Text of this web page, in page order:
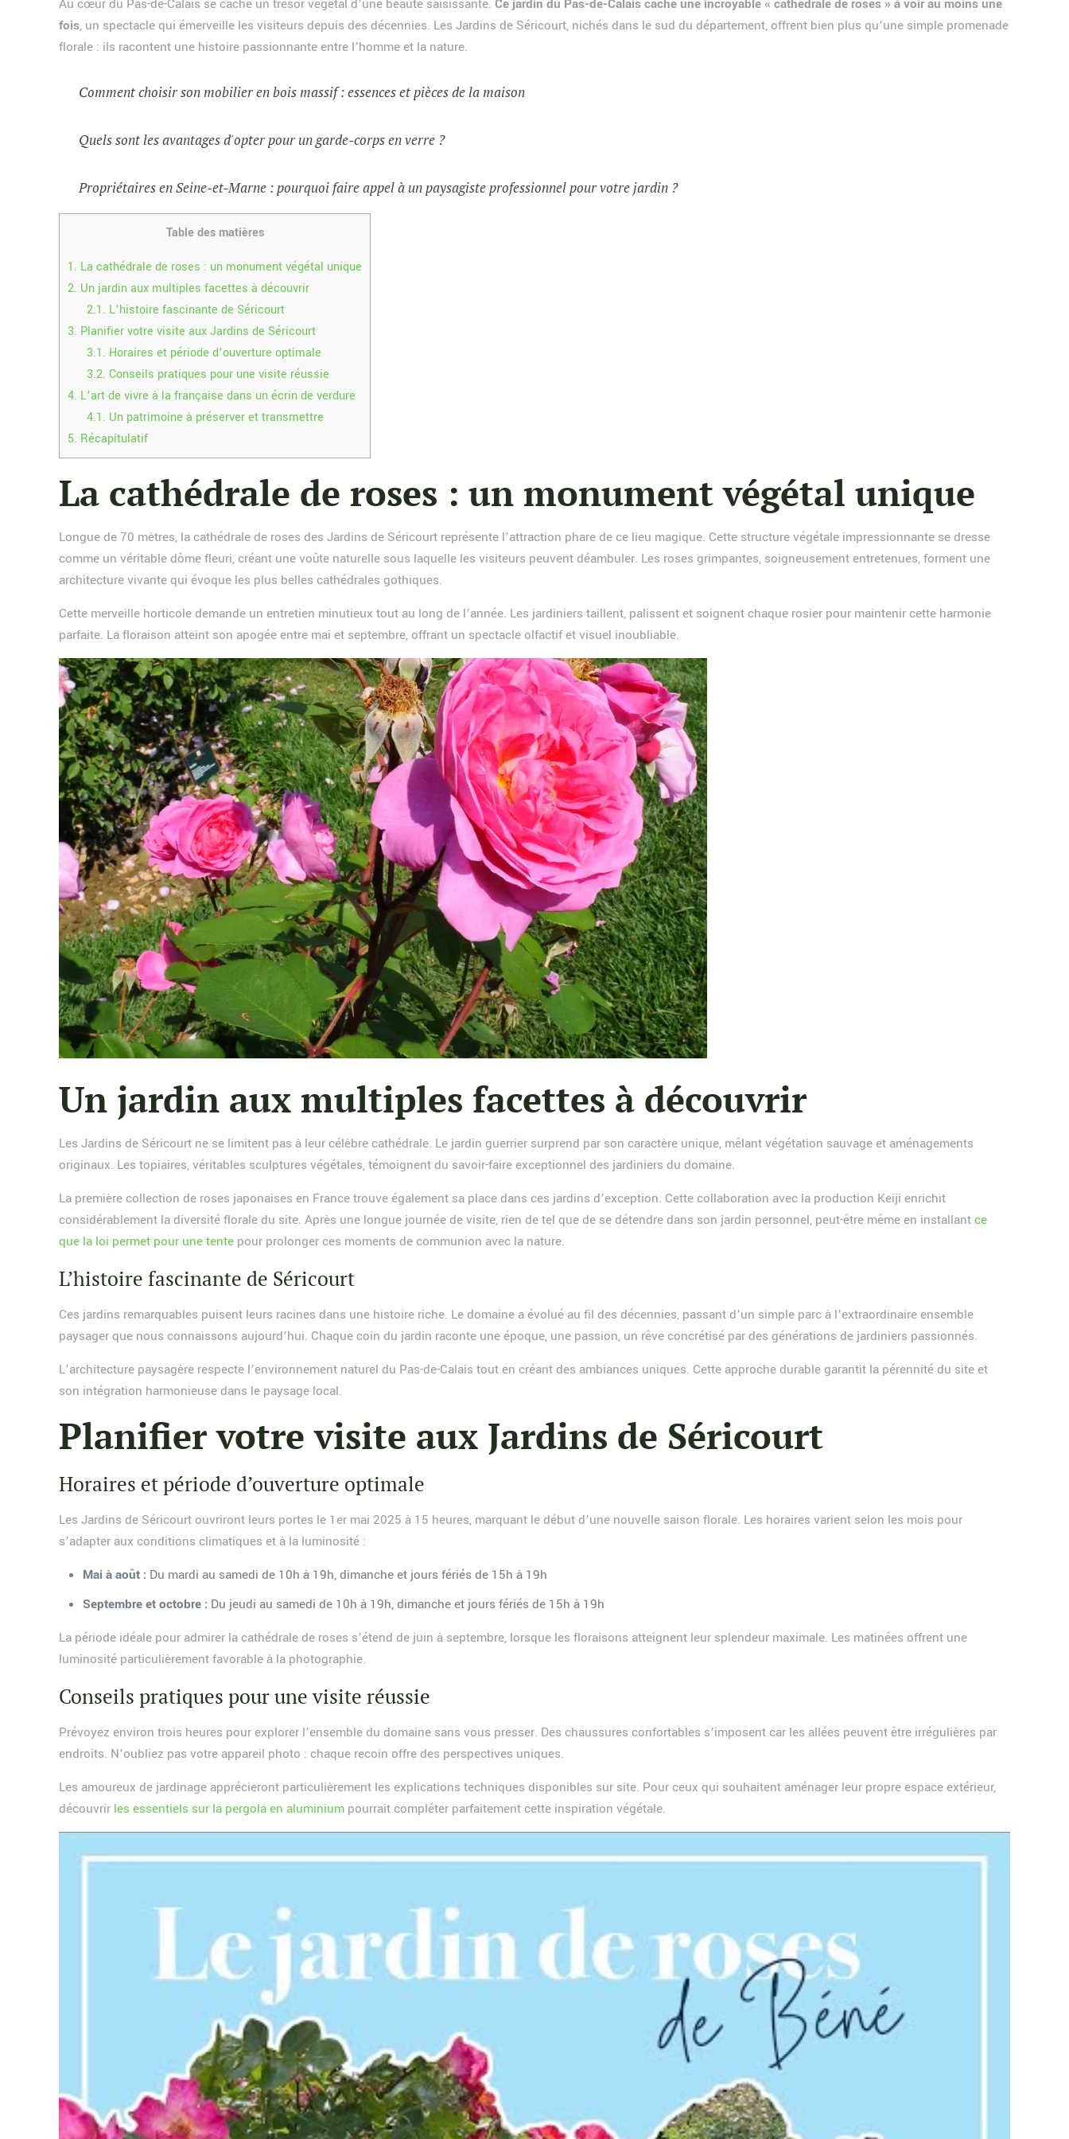
Au cœur du Pas-de-Calais se cache un trésor végétal d’une beauté saisissante.Ce jardin du Pas-de-Calais cache une incroyable « cathédrale de roses » à voir au moins une
fois, un spectacle qui émerveille les visiteurs depuis des décennies. Les Jardins de Séricourt, nichés dans le sud du département, offrent bien plus qu’une simple promenade
florale : ils racontent une histoire passionnante entre l’homme et la nature.
Comment choisir son mobilier en bois massif : essences et pièces de la maison
Quels sont les avantages d'opter pour un garde-corps en verre ?
Propriétaires en Seine-et-Marne : pourquoi faire appel à un paysagiste professionnel pour votre jardin ?
Table des matières
1. La cathédrale de roses : un monument végétal unique
2. Un jardin aux multiples facettes à découvrir
2.1. L’histoire fascinante de Séricourt
3. Planifier votre visite aux Jardins de Séricourt
3.1. Horaires et période d’ouverture optimale
3.2. Conseils pratiques pour une visite réussie
4. L’art de vivre à la française dans un écrin de verdure
4.1. Un patrimoine à préserver et transmettre
5. Récapitulatif
La cathédrale de roses : un monument végétal unique
Longue de 70 mètres, la cathédrale de roses des Jardins de Séricourt représente l’attraction phare de ce lieu magique. Cette structure végétale impressionnante se dresse
comme un véritable dôme fleuri, créant une voûte naturelle sous laquelle les visiteurs peuvent déambuler. Les roses grimpantes, soigneusement entretenues, forment une
architecture vivante qui évoque les plus belles cathédrales gothiques.
Cette merveille horticole demande un entretien minutieux tout au long de l’année. Les jardiniers taillent, palissent et soignent chaque rosier pour maintenir cette harmonie
parfaite. La floraison atteint son apogée entre mai et septembre, offrant un spectacle olfactif et visuel inoubliable.
Un jardin aux multiples facettes à découvrir
Les Jardins de Séricourt ne se limitent pas à leur célèbre cathédrale. Le jardin guerrier surprend par son caractère unique, mêlant végétation sauvage et aménagements
originaux. Les topiaires, véritables sculptures végétales, témoignent du savoir-faire exceptionnel des jardiniers du domaine.
La première collection de roses japonaises en France trouve également sa place dans ces jardins d’exception. Cette collaboration avec la production Keiji enrichit
considérablement la diversité florale du site. Après une longue journée de visite, rien de tel que de se détendre dans son jardin personnel, peut-être même en installantce
que la loi permet pour une tente pour prolonger ces moments de communion avec la nature.
L’histoire fascinante de Séricourt
Ces jardins remarquables puisent leurs racines dans une histoire riche. Le domaine a évolué au fil des décennies, passant d’un simple parc à l’extraordinaire ensemble
paysager que nous connaissons aujourd’hui. Chaque coin du jardin raconte une époque, une passion, un rêve concrétisé par des générations de jardiniers passionnés.
L’architecture paysagère respecte l’environnement naturel du Pas-de-Calais tout en créant des ambiances uniques. Cette approche durable garantit la pérennité du site et
son intégration harmonieuse dans le paysage local.
Planifier votre visite aux Jardins de Séricourt
Horaires et période d’ouverture optimale
Les Jardins de Séricourt ouvriront leurs portes le 1er mai 2025 à 15 heures, marquant le début d’une nouvelle saison florale. Les horaires varient selon les mois pour
s’adapter aux conditions climatiques et à la luminosité :
Mai à août : Du mardi au samedi de 10h à 19h, dimanche et jours fériés de 15h à 19h
Septembre et octobre : Du jeudi au samedi de 10h à 19h, dimanche et jours fériés de 15h à 19h
La période idéale pour admirer la cathédrale de roses s’étend de juin à septembre, lorsque les floraisons atteignent leur splendeur maximale. Les matinées offrent une
luminosité particulièrement favorable à la photographie.
Conseils pratiques pour une visite réussie
Prévoyez environ trois heures pour explorer l’ensemble du domaine sans vous presser. Des chaussures confortables s’imposent car les allées peuvent être irrégulières par
endroits. N’oubliez pas votre appareil photo : chaque recoin offre des perspectives uniques.
Les amoureux de jardinage apprécieront particulièrement les explications techniques disponibles sur site. Pour ceux qui souhaitent aménager leur propre espace extérieur,
découvrir les essentiels sur la pergola en aluminium pourrait compléter parfaitement cette inspiration végétale.